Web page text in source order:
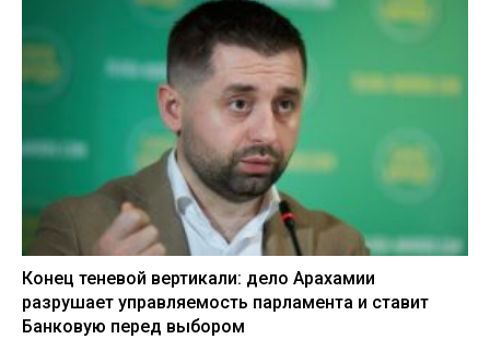
Конец теневой вертикали: дело Арахамии
разрушает управляемость парламента и ставит
Банковую перед выбором